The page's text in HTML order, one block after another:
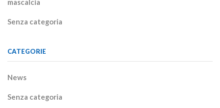
mascalcia
Senza categoria
CATEGORIE
News
Senza categoria